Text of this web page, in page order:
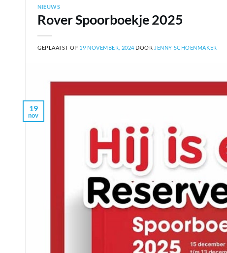
NIEUWS
Rover Spoorboekje 2025
GEPLAATST OP 19 NOVEMBER, 2024 DOOR JENNY SCHOENMAKER
19
nov